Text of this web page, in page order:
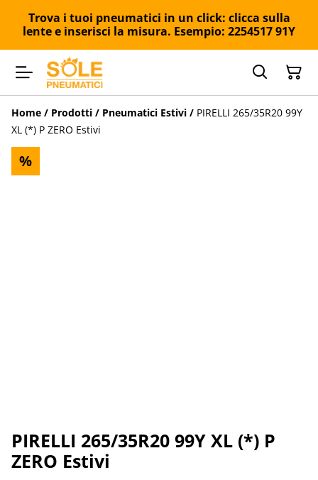
Trova i tuoi pneumatici in un click: clicca sulla
lente e inserisci la misura. Esempio: 2254517 91Y
Home / Prodotti / Pneumatici Estivi / PIRELLI 265/35R20 99Y
XL (*) P ZERO Estivi
%
PIRELLI 265/35R20 99Y XL (*) P
ZERO Estivi